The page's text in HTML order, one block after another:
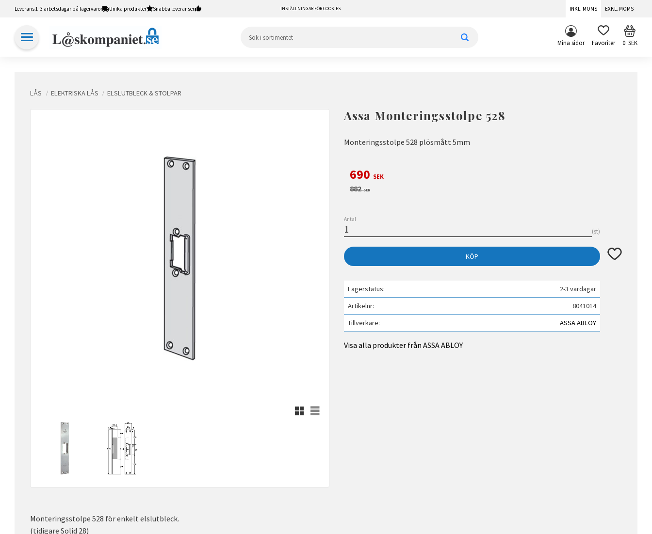
Leverans 1-3 arbetsdagar på lagervaror Unika produkter Snabba leveranser INSTÄLLNINGAR FÖR COOKIES INKL. MOMS EXKL. MOMS
Mina sidor FAVORITER 0SEK
LÅS ELEKTRISKA LÅS ELSLUTBLECK & STOLPAR
Assa Monteringsstolpe 528
Monteringsstolpe 528 plösmått 5mm
Rutnätsvy
Listvy
Nedsatt pris:
690 SEK
Ordinarie pris:
882SEK
Antal
st
KÖP Lägg till i
Lagerstatus
2-3 vardagar
Artikelnr
8041014
Tillverkare
ASSA ABLOY
Visa alla produkter från ASSA ABLOY
Monteringsstolpe 528 för enkelt elslutbleck.
(tidigare Solid 28)